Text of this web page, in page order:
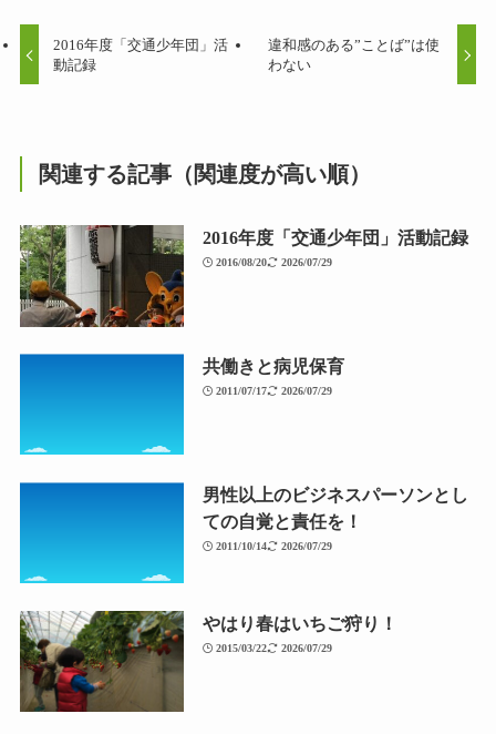
2016年度「交通少年団」活
動記録
違和感のある”ことば”は使
わない
関連する記事（関連度が高い順）
2016年度「交通少年団」活動記録
2016/08/20 2026/07/29
共働きと病児保育
2011/07/17 2026/07/29
男性以上のビジネスパーソンとし
ての自覚と責任を！
2011/10/14 2026/07/29
やはり春はいちご狩り！
2015/03/22 2026/07/29